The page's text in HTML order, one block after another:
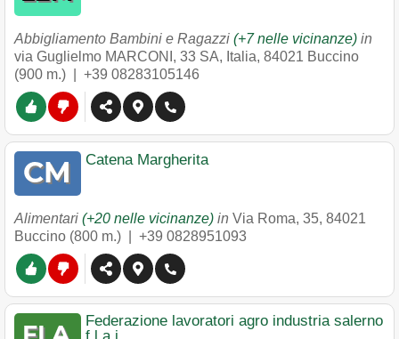
Abbigliamento Bambini e Ragazzi (+7 nelle vicinanze) in
via Guglielmo MARCONI, 33 SA, Italia, 84021 Buccino
(900 m.) | +39 08283105146
Catena Margherita
Alimentari (+20 nelle vicinanze) in Via Roma, 35, 84021
Buccino (800 m.) | +39 0828951093
Federazione lavoratori agro industria salerno